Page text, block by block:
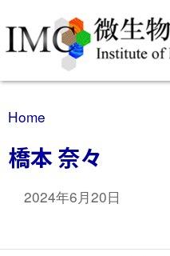
Home
橋本 奈々
2024年6月20日